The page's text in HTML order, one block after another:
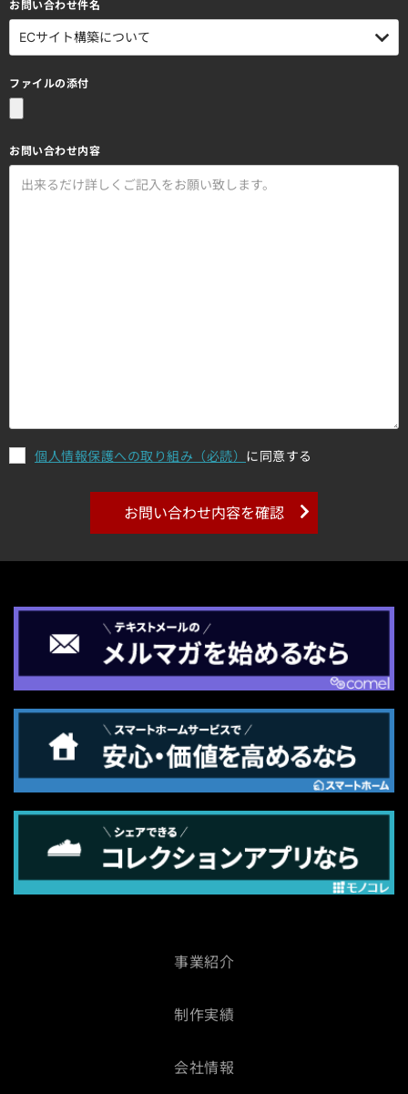
お問い合わせ件名
ファイルの添付
お問い合わせ内容
個人情報保護への取り組み（必読） に同意する
事業紹介
制作実績
会社情報